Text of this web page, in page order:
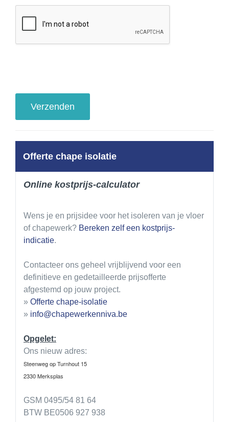
Offerte chape isolatie
Online kostprijs-calculator
Wens je en prijsidee voor het isoleren van je vloer
of chapewerk? Bereken zelf een kostprijs-
indicatie.
Contacteer ons geheel vrijblijvend voor een
definitieve en gedetailleerde prijsofferte
afgestemd op jouw project.
» Offerte chape-isolatie
» info@chapewerkenniva.be
Opgelet:
Ons nieuw adres:
Steenweg op Turnhout 15
2330 Merksplas
GSM 0495/54 81 64
BTW BE0506 927 938